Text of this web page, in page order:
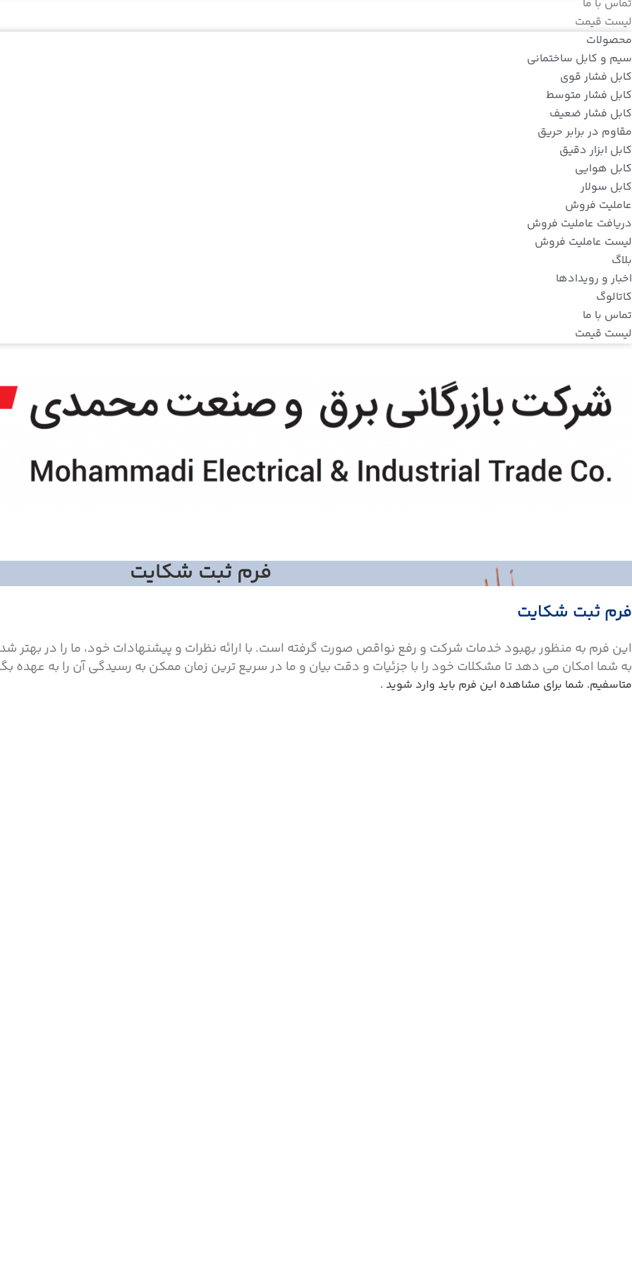
تماس با ما
لیست قیمت
محصولات
سیم و کابل ساختمانی
کابل فشار قوی
کابل فشار متوسط
کابل فشار ضعیف
مقاوم در برابر حریق
کابل ابزار دقیق
کابل هوایی
کابل سولار
عاملیت فروش
دریافت عاملیت فروش
لیست عاملیت فروش
بلاگ
اخبار و رویدادها
کاتالوگ
تماس با ما
لیست قیمت
فرم ثبت شکایت
فرم ثبت شکایت
این فرم به منظور بهبود خدمات شرکت و رفع نواقص صورت گرفته است. با ارائه نظرات و پیشنهادات خود، ما را در
به شما امکان می دهد تا مشکلات خود را با جزئیات و دقت بیان و ما در سریع ترین زمان ممکن به رسیدگی آن را به عهده
متاسفیم. شما برای مشاهده این فرم باید وارد شوید .